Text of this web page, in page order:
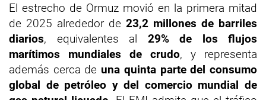
El estrecho de Ormuz movió en la primera mitad
de 2025 alrededor de 23,2 millones de barriles
diarios, equivalentes al 29% de los flujos
marítimos mundiales de crudo, y representa
además cerca de una quinta parte del consumo
global de petróleo y del comercio mundial de